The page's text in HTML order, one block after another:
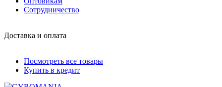
Сотрудничество
Доставка и оплата
Посмотреть все товары
Купить в кредит